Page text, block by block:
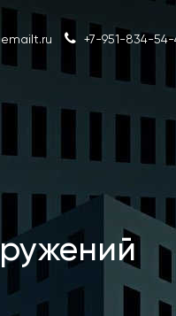
+7-951-834-54-